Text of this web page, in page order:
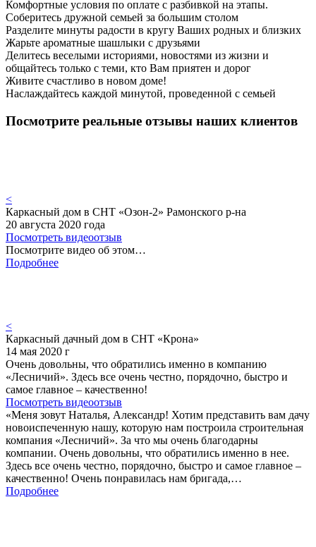
Комфортные условия по оплате с разбивкой на этапы.
Соберитесь дружной семьей за большим столом
Разделите минуты радости в кругу Ваших родных и близких
Жарьте ароматные шашлыки с друзьями
Делитесь веселыми историями, новостями из жизни и
общайтесь только с теми, кто Вам приятен и дорог
Живите счастливо в новом доме!
Наслаждайтесь каждой минутой, проведенной с семьей
Посмотрите реальные отзывы наших клиентов
<
Каркасный дом в СНТ «Озон-2» Рамонского р-на
20 августа 2020 года
Посмотреть видеоотзыв
Посмотрите видео об этом…
Подробнее
<
Каркасный дачный дом в СНТ «Крона»
14 мая 2020 г
Очень довольны, что обратились именно в компанию
«Лесничий». Здесь все очень честно, порядочно, быстро и
самое главное – качественно!
Посмотреть видеоотзыв
«Меня зовут Наталья, Александр! Хотим представить вам дачу
новоиспеченную нашу, которую нам построила строительная
компания «Лесничий». За что мы очень благодарны
компании. Очень довольны, что обратились именно в нее.
Здесь все очень честно, порядочно, быстро и самое главное –
качественно! Очень понравилась нам бригада,…
Подробнее